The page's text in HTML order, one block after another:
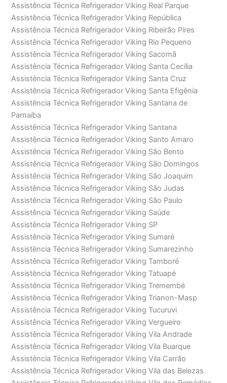
Assistência Técnica Refrigerador Viking Real Parque
Assistência Técnica Refrigerador Viking República
Assistência Técnica Refrigerador Viking Ribeirão Pires
Assistência Técnica Refrigerador Viking Rio Pequeno
Assistência Técnica Refrigerador Viking Sacomã
Assistência Técnica Refrigerador Viking Santa Cecília
Assistência Técnica Refrigerador Viking Santa Cruz
Assistência Técnica Refrigerador Viking Santa Efigênia
Assistência Técnica Refrigerador Viking Santana de
Parnaíba
Assistência Técnica Refrigerador Viking Santana
Assistência Técnica Refrigerador Viking Santo Amaro
Assistência Técnica Refrigerador Viking São Bento
Assistência Técnica Refrigerador Viking São Domingos
Assistência Técnica Refrigerador Viking São Joaquim
Assistência Técnica Refrigerador Viking São Judas
Assistência Técnica Refrigerador Viking São Paulo
Assistência Técnica Refrigerador Viking Saúde
Assistência Técnica Refrigerador Viking SP
Assistência Técnica Refrigerador Viking Sumaré
Assistência Técnica Refrigerador Viking Sumarezinho
Assistência Técnica Refrigerador Viking Tamboré
Assistência Técnica Refrigerador Viking Tatuapé
Assistência Técnica Refrigerador Viking Tremembé
Assistência Técnica Refrigerador Viking Trianon-Masp
Assistência Técnica Refrigerador Viking Tucuruvi
Assistência Técnica Refrigerador Viking Vergueiro
Assistência Técnica Refrigerador Viking Vila Andrade
Assistência Técnica Refrigerador Viking Vila Buarque
Assistência Técnica Refrigerador Viking Vila Carrão
Assistência Técnica Refrigerador Viking Vila das Belezas